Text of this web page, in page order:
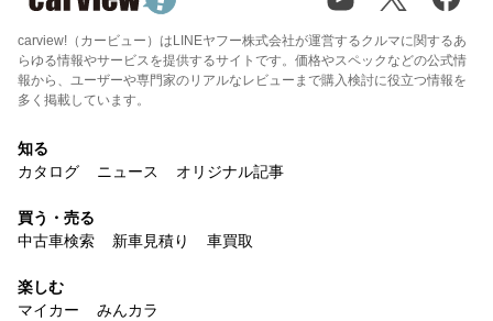
carview!（カービュー）はLINEヤフー株式会社が運営するクルマに関するあ
らゆる情報やサービスを提供するサイトです。価格やスペックなどの公式情
報から、ユーザーや専門家のリアルなレビューまで購入検討に役立つ情報を
多く掲載しています。
知る
カタログ
ニュース オリジナル記事
買う・売る
中古車検索
新車見積り 車買取
楽しむ
マイカー
みんカラ